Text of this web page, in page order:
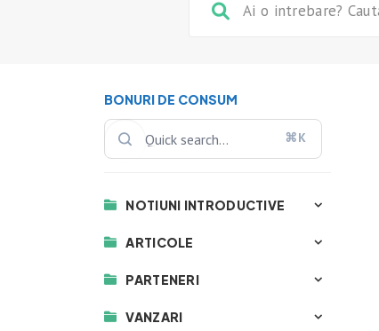
BONURI DE CONSUM
⌘K
NOTIUNI INTRODUCTIVE
ARTICOLE
PARTENERI
VANZARI